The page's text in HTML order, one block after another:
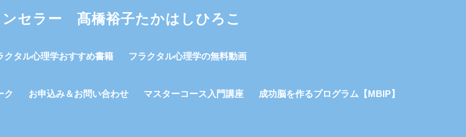
セラー 髙橋裕子たかはしひろこ
クタル心理学おすすめ書籍 フラクタル心理学の無料動画
ク お申込み＆お問い合わせ マスターコース入門講座 成功脳を作るプログラム【MBIP】